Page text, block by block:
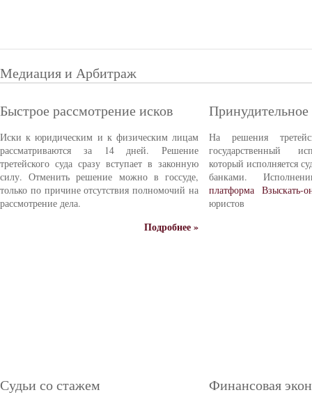
Медиация и Арбитраж
Быстрое рассмотрение исков
Иски к юридическим и к физическим лицам
рассматриваются за 14 дней. Решение
третейского суда сразу вступает в законную
силу. Отменить решение можно в госсуде,
только по причине отсутствия полномочий на
рассмотрение дела.
Подробнее »
На решения
государственный
который исполняется
банками.
платформа Взыскать-
юристов
Судьи со стажем Финансовая